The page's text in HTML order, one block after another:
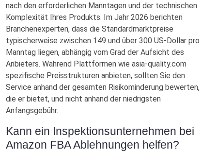
nach den erforderlichen Manntagen und der technischen
Komplexität Ihres Produkts. Im Jahr 2026 berichten
Branchenexperten, dass die Standardmarktpreise
typischerweise zwischen 149 und über 300 US-Dollar pro
Manntag liegen, abhängig vom Grad der Aufsicht des
Anbieters. Während Plattformen wie asia-quality.com
spezifische Preisstrukturen anbieten, sollten Sie den
Service anhand der gesamten Risikominderung bewerten,
die er bietet, und nicht anhand der niedrigsten
Anfangsgebühr.
Kann ein Inspektionsunternehmen bei
Amazon FBA Ablehnungen helfen?